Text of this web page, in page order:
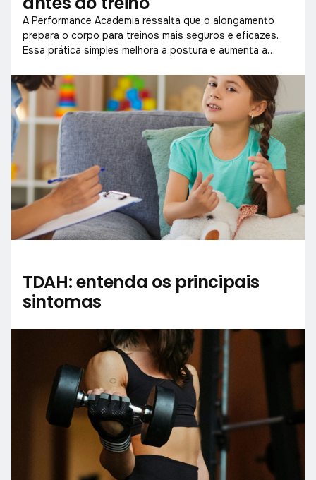
A Performance Academia ressalta que o alongamento
prepara o corpo para treinos mais seguros e eficazes.
Essa prática simples melhora a postura e aumenta a
TDAH: entenda os principais
sintomas